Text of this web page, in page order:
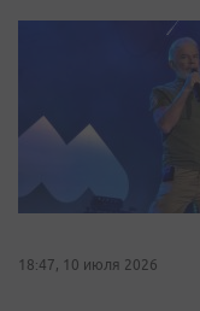
18:47, 10 июля 2026